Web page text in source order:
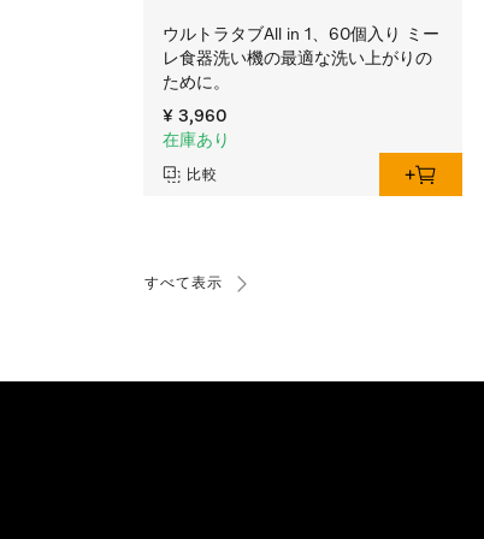
ウルトラタブAll in 1、60個入り ミー
レ食器洗い機の最適な洗い上がりの
ために。
¥ 3,960
在庫あり
比較
すべて表示